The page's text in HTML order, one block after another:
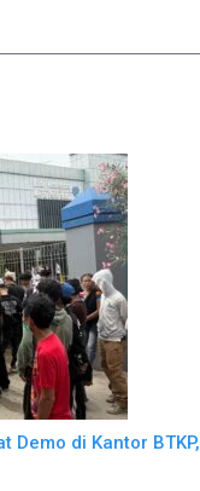
Demo di Kantor BTKP,